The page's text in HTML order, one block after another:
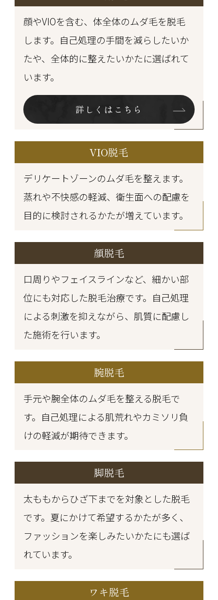
顔やVIOを含む、体全体のムダ毛を脱毛
します。自己処理の手間を減らしたいか
たや、全体的に整えたいかたに選ばれて
います。
詳しくはこちら
VIO脱毛
デリケートゾーンのムダ毛を整えます。
蒸れや不快感の軽減、衛生面への配慮を
目的に検討されるかたが増えています。
顔脱毛
口周りやフェイスラインなど、細かい部
位にも対応した脱毛治療です。自己処理
による刺激を抑えながら、肌質に配慮し
た施術を行います。
腕脱毛
手元や腕全体のムダ毛を整える脱毛で
す。自己処理による肌荒れやカミソリ負
けの軽減が期待できます。
脚脱毛
太ももからひざ下までを対象とした脱毛
です。夏にかけて希望するかたが多く、
ファッションを楽しみたいかたにも選ば
れています。
ワキ脱毛